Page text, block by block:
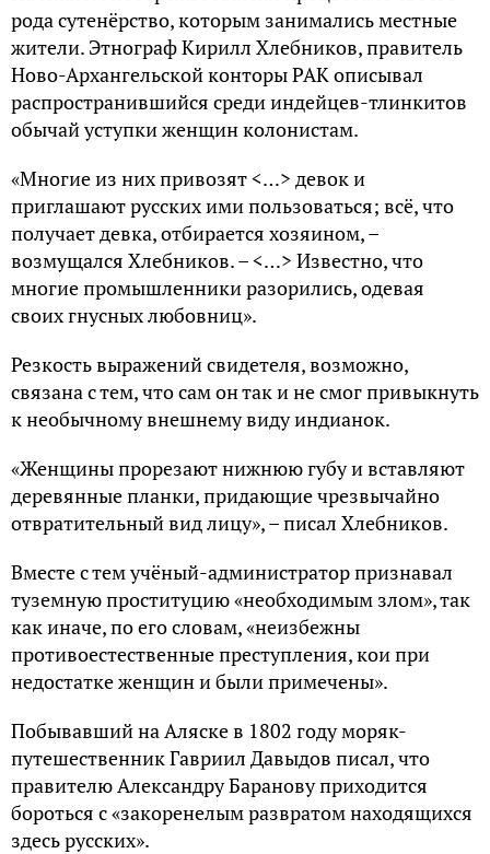
рода сутенёрство, которым занимались местные
жители. Этнограф Кирилл Хлебников, правитель
Ново-Архангельской конторы РАК описывал
распространившийся среди индейцев-тлинкитов
обычай уступки женщин колонистам.
«Многие из них привозят <…> девок и
приглашают русских ими пользоваться; всё, что
получает девка, отбирается хозяином, –
возмущался Хлебников. – <…> Известно, что
многие промышленники разорились, одевая
своих гнусных любовниц».
Резкость выражений свидетеля, возможно,
связана с тем, что сам он так и не смог привыкнуть
к необычному внешнему виду индианок.
«Женщины прорезают нижнюю губу и вставляют
деревянные планки, придающие чрезвычайно
отвратительный вид лицу», – писал Хлебников.
Вместе с тем учёный-администратор признавал
туземную проституцию «необходимым злом», так
как иначе, по его словам, «неизбежны
противоестественные преступления, кои при
недостатке женщин и были примечены».
Побывавший на Аляске в 1802 году моряк-
путешественник Гавриил Давыдов писал, что
правителю Александру Баранову приходится
бороться с «закоренелым развратом находящихся
здесь русских».